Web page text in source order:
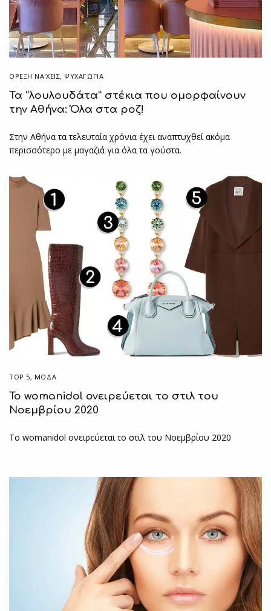
ΌΡΕΞΗ ΝΑ'ΧΕΙΣ, ΨΥΧΑΓΩΓΙΑ
Τα “λουλουδάτα” στέκια που ομορφαίνουν
την Αθήνα: Όλα στα ροζ!
Στην Αθήνα τα τελευταία χρόνια έχει αναπτυχθεί ακόμα
περισσότερο με μαγαζιά για όλα τα γούστα.
TOP 5, ΜΟΔΑ
Το womanidol ονειρεύεται το στιλ του
Νοεμβρίου 2020
Το womanidol ονειρεύεται το στιλ του Νοεμβρίου 2020